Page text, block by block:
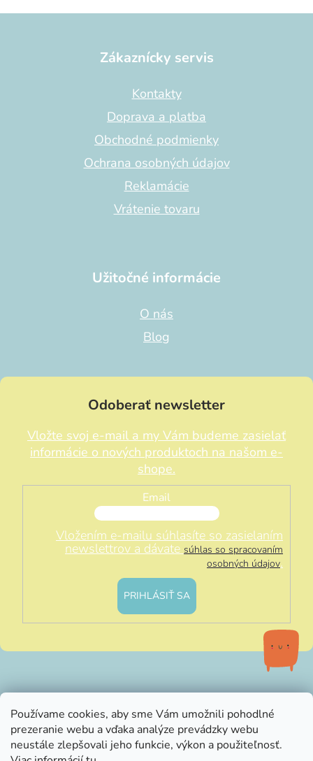
Používame cookies, aby sme Vám umožnili pohodlné
prezeranie webu a vďaka analýze prevádzky webu
neustále zlepšovali jeho funkcie, výkon a použiteľnosť.
u
Zákaznícky servis
Kontakty
Doprava a platba
Obchodné podmienky
Ochrana osobných údajov
Reklamácie
Vrátenie tovaru
Užitočné informácie
O nás
Blog
Odoberať newsletter
Vložte svoj e-mail a my Vám budeme zasielať
informácie o nových produktoch na našom e-
shope.
Email
Vložením e-mailu súhlasíte so zasielaním
newslettrov a dávate súhlas so spracovaním
osobných údajov.
PRIHLÁSIŤ SA
info@littleluna.sk